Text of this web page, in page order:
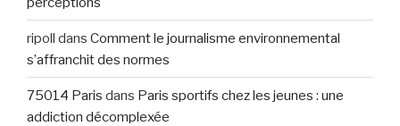
ripoll dans Comment le journalisme environnemental
s’affranchit des normes
75014 Paris dans Paris sportifs chez les jeunes : une
addiction décomplexée